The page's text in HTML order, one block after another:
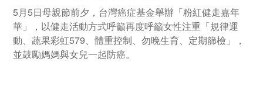
5月5日母親節前夕，台灣癌症基金舉辦「粉紅健走嘉年
華」，以健走活動方式呼籲再度呼籲女性注重「規律運
動、蔬果彩虹579、體重控制、勿晚生育、定期篩檢」，
並鼓勵媽媽與女兒一起防癌。